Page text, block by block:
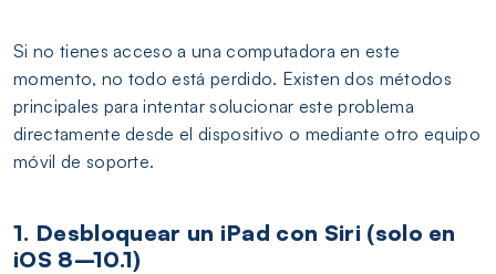
Si no tienes acceso a una computadora en este
momento, no todo está perdido. Existen dos métodos
principales para intentar solucionar este problema
directamente desde el dispositivo o mediante otro equipo
móvil de soporte.
1. Desbloquear un iPad con Siri (solo en
iOS 8–10.1)